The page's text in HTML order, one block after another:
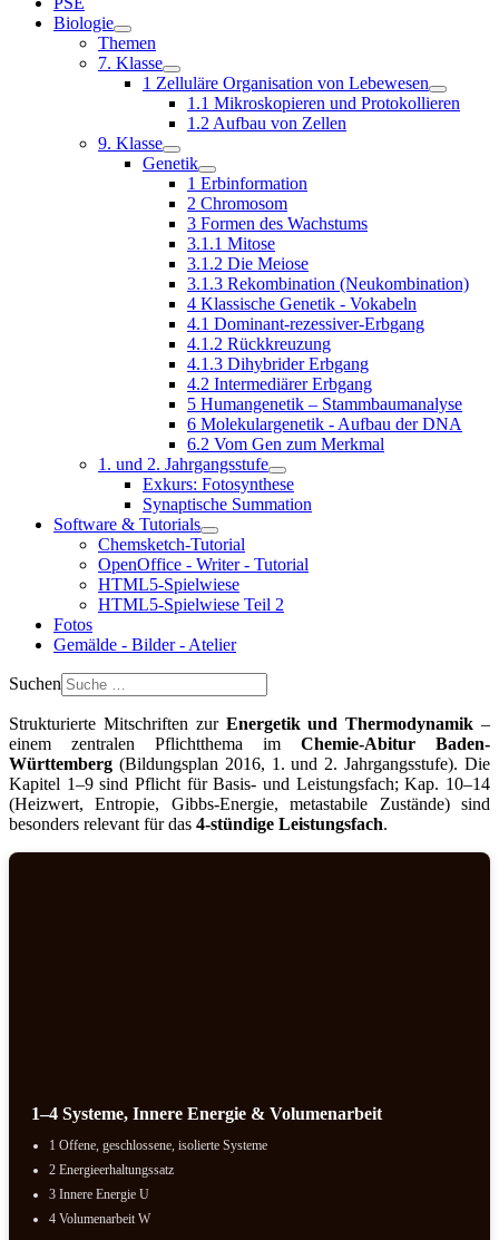
Biologie
Themen
7. Klasse
1 Zelluläre Organisation von Lebewesen
1.1 Mikroskopieren und Protokollieren
1.2 Aufbau von Zellen
9. Klasse
Genetik
1 Erbinformation
2 Chromosom
3 Formen des Wachstums
3.1.1 Mitose
3.1.2 Die Meiose
3.1.3 Rekombination (Neukombination)
4 Klassische Genetik - Vokabeln
4.1 Dominant-rezessiver-Erbgang
4.1.2 Rückkreuzung
4.1.3 Dihybrider Erbgang
4.2 Intermediärer Erbgang
5 Humangenetik – Stammbaumanalyse
6 Molekulargenetik - Aufbau der DNA
6.2 Vom Gen zum Merkmal
1. und 2. Jahrgangsstufe
Exkurs: Fotosynthese
Synaptische Summation
Software & Tutorials
Chemsketch-Tutorial
OpenOffice - Writer - Tutorial
HTML5-Spielwiese
HTML5-Spielwiese Teil 2
Fotos
Gemälde - Bilder - Atelier
Suchen
Strukturierte Mitschriften zur Energetik und Thermodynamik –
einem zentralen Pflichtthema im Chemie-Abitur Baden-
Württemberg (Bildungsplan 2016, 1. und 2. Jahrgangsstufe). Die
Kapitel 1–9 sind Pflicht für Basis- und Leistungsfach; Kap. 10–14
(Heizwert, Entropie, Gibbs-Energie, metastabile Zustände) sind
besonders relevant für das 4-stündige Leistungsfach.
1–4 Systeme, Innere Energie & Volumenarbeit
1 Offene, geschlossene, isolierte Systeme
2 Energieerhaltungssatz
3 Innere Energie U
4 Volumenarbeit W